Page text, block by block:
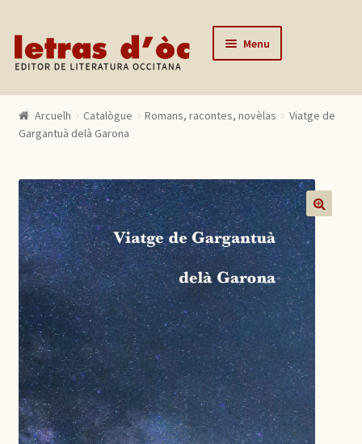
Skip to navigation
Skip to content Menu
Catalògue
Actualitats
Lo editor
Contactar
Mon compte
Arcuelh Catalògue Romans, racontes, novèlas
Viatge de
Gargantuà delà Garona
🔍